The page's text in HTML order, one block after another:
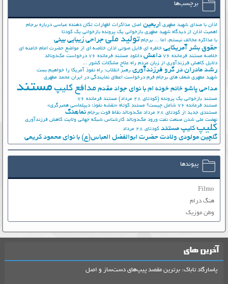
برچسب‌ها
اذان با صدای شهید مطهری اربعین اصل مذاکرات اظهارات تکان دهنده عباسی درباره برجام
اهمیت اذان از دیدگاه شهید مطهری بازخوانی یک پرونده بازخوانی یک کودتا
با مذاکره مخالف نیستم، اما ... برجام تولید ملی جراحی زیبایی بینی
حقوق بشر آمریکایی خاطره ای فایل صوتی اذان خلاصه ای از مواضع حضرت امام خامنه ای
خلاصه مستند فرمانده 76
داعش دانلود مستند فرمانده 76
درخواست مک‌دونالد
دلایل کاهش فرزندآوری از زبان مردم راه علاج مشکلات کشور ...
رشد مادران در گرو فرزندآوری رهبر انقلاب: راه نفوذ آمریکا را خواهیم بست
شهید مطهری ضعف های برجام فرم درخواست اعطای نمایندگی در ایران محمد مطهری
مداحی پاشو خانم خونه ام با نوای جواد مقدم مدافع کلیپ مستند
مستند بازخوانی یک پرونده (کودتای 28 مرداد)
مستند فرمانده 76
مستند فرمانده 76 شامل چیست؟
مستند کوتاه «نقشه نفوذ؛ دیپلماسی همبرگری»
مستندی جدید از کودتای 28 مرداد
مک‌دونالد نقاط قوت برجام نماهنگ
نهضت ملي شدن صنعت نفت ورود مک‌دونالد کارشناس شبکه جهانی ولایت کاهش فرزندآوری
کلیپ کلیپ مستند کودتای 28 مرداد
گلچین مولودی ولادت حضرت ابوالفضل العباس(ع) با نوای محمود کریمی
پیوندها
Filmo
هنگ درام
وطن موزیک
آخرین های
پاسارگاد تاباک: برترین مقصد پیپ‌های دست‌ساز و اصل